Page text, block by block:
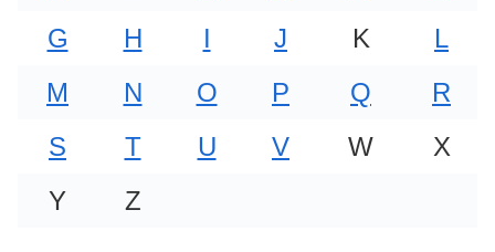
G
H I J K
L
M
N O P Q
R
S
T U V W
X
Y
Z